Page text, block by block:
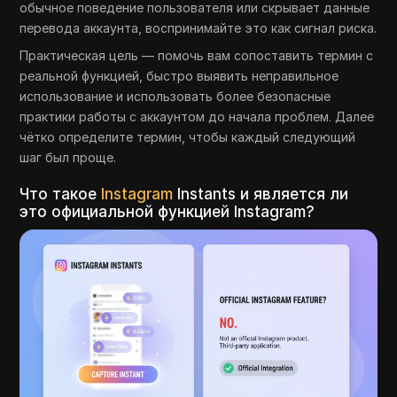
обычное поведение пользователя или скрывает данные
перевода аккаунта, воспринимайте это как сигнал риска.
Практическая цель — помочь вам сопоставить термин с
реальной функцией, быстро выявить неправильное
использование и использовать более безопасные
практики работы с аккаунтом до начала проблем. Далее
чётко определите термин, чтобы каждый следующий
шаг был проще.
Что такое Instagram Instants и является ли
это официальной функцией Instagram?